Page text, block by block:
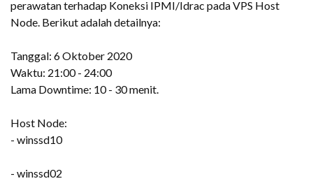
perawatan terhadap Koneksi IPMI/Idrac pada VPS Host
Node. Berikut adalah detailnya:
Tanggal: 6 Oktober 2020
Waktu: 21:00 - 24:00
Lama Downtime: 10 - 30 menit.
Host Node:
- winssd10
- winssd02